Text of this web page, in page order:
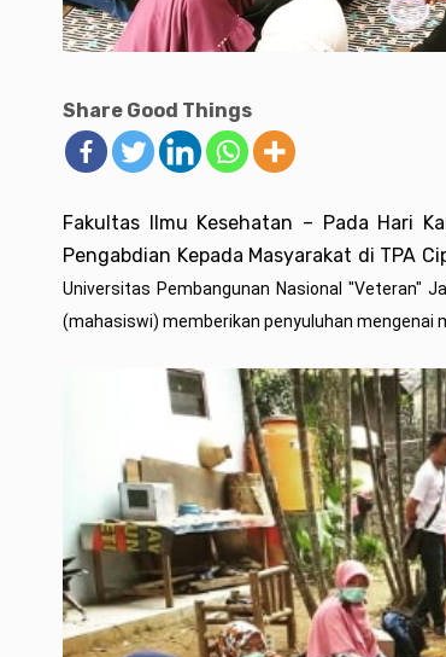
Share Good Things
Fakultas Ilmu Kesehatan – Pada Hari
Pengabdian Kepada Masyarakat di TPA
Universitas Pembangunan Nasional "Veteran"
(mahasiswi) memberikan penyuluhan mengenai